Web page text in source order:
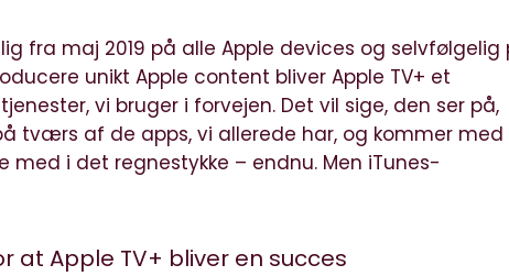
fra maj 2019 på alle Apple devices og selvfølgelig
unikt Apple content bliver Apple TV+ et
vi bruger i forvejen. Det vil sige, den ser på,
tværs af de apps, vi allerede har, og kommer med
med i det regnestykke – endnu. Men iTunes-
at Apple TV+ bliver en succes